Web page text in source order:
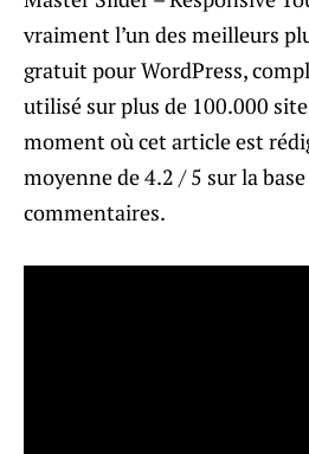
vraiment l’un des meilleurs
gratuit pour WordPress,
utilisé sur plus de 100.000
moment où cet article est
moyenne de 4.2 / 5 sur la
commentaires.